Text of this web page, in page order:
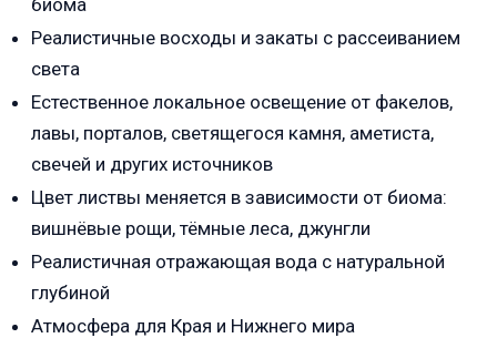
Реалистичные восходы и закаты с рассеиванием
света
Естественное локальное освещение от факелов,
лавы, порталов, светящегося камня, аметиста,
свечей и других источников
Цвет листвы меняется в зависимости от биома:
вишнёвые рощи, тёмные леса, джунгли
Реалистичная отражающая вода с натуральной
глубиной
Атмосфера для Края и Нижнего мира